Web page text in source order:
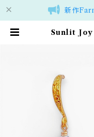
新作
Sunlit Joy